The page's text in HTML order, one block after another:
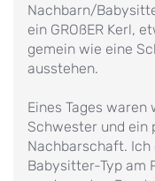
Nachbarn/
ein GROßER Kerl,
gemein wie eine
ausstehen.
Eines Tages
Schwester und ein
Nachbarschaft.
Babysitter-Typ am